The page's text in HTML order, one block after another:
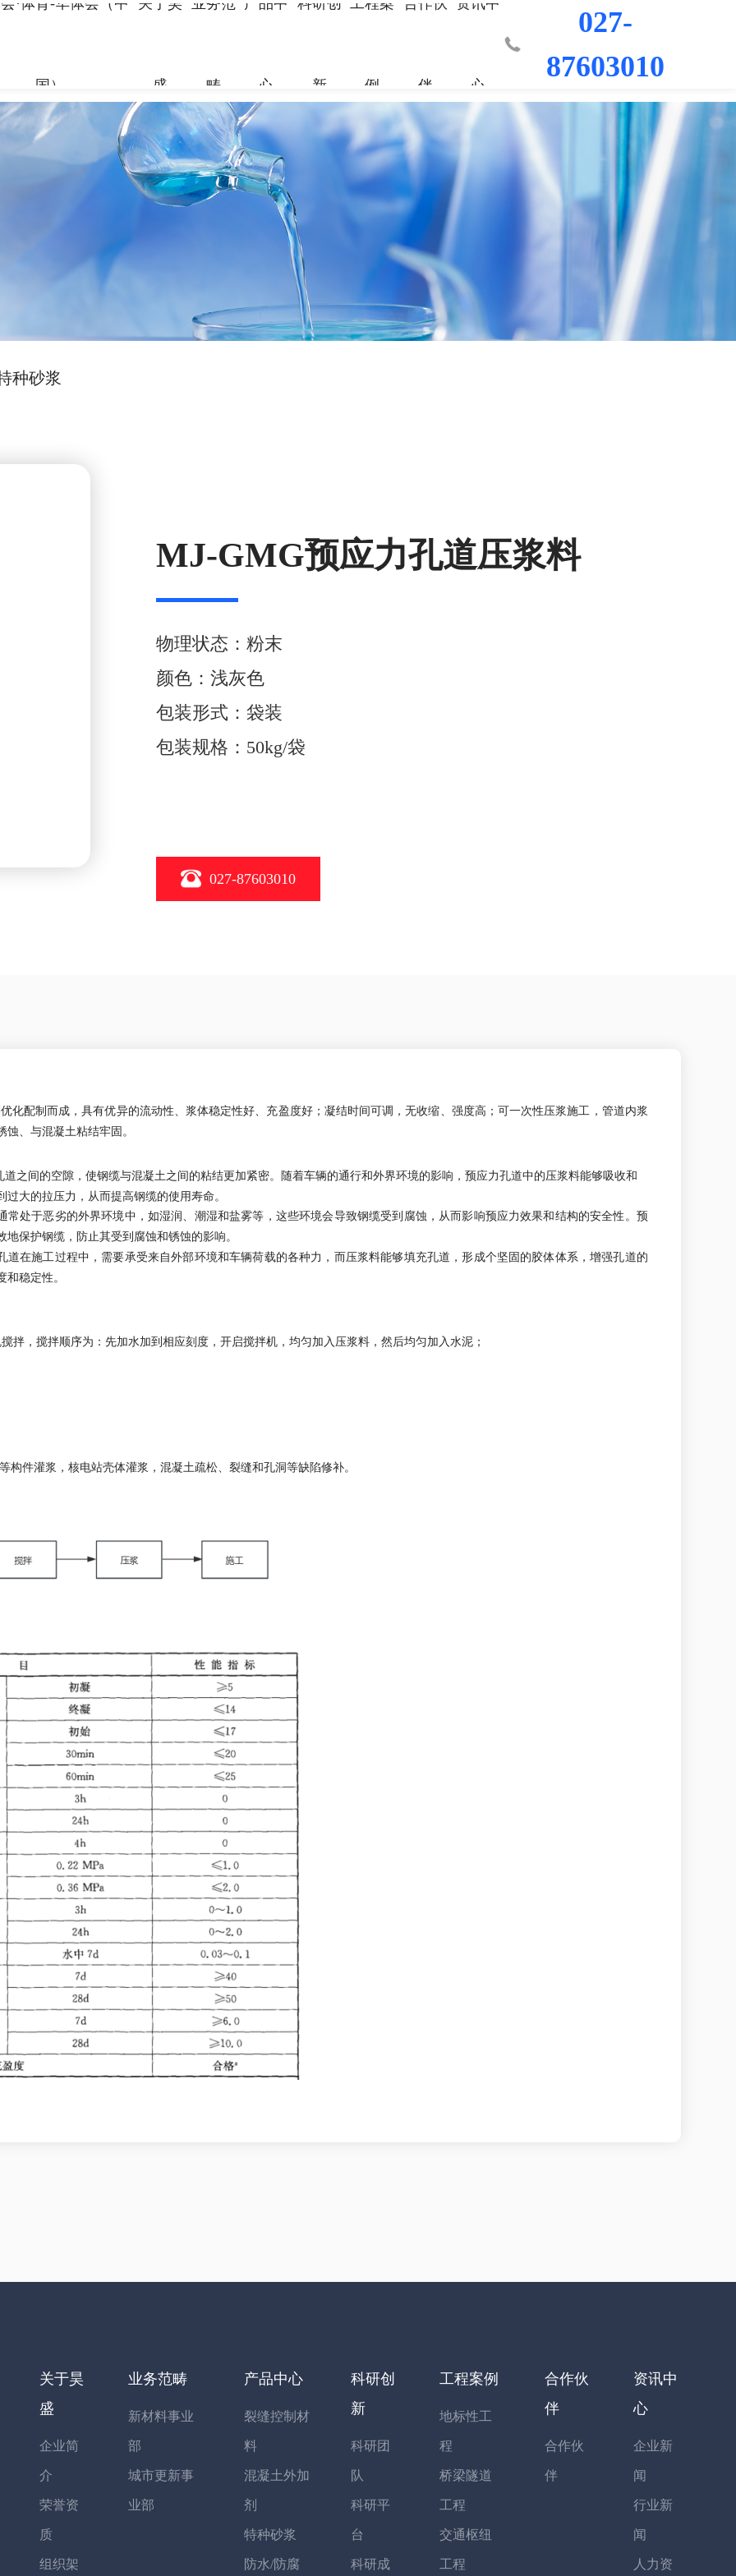
·体育-华体会（中
国）
关于昊
盛
关于昊盛
打造绿色建材，共筑美好生
企业简介 荣誉资质
组织架构
党建引领 员工风采
业务范
畴
业务范畴
打造绿色建材，共筑美好生
新材料事业部 城市更新事业部
产品中
心
产品中心
打造绿色建材，共筑美好生
裂缝控制材料 混凝土外加剂
特种砂浆
地坪材料 修缮材料
加固材料 防腐耐久材料
科研创
新
科研创新
打造绿色建材，共筑美好生
科研团队 科研平台
科研成果
工程案
例
工程案例 地标性工程 桥梁隧道工程
交通枢纽工程
工业防腐工程 机场码头工程
合作伙
伴
合作伙伴
打造绿色建材，共筑美好生
合作伙伴
资讯中
心
资讯中心
打造绿色建材，共筑美好生
企业新闻 行业新闻
人力资源
027-
87603010
种砂浆
MJ-GMG预应力孔道压浆料
物理状态：粉末
颜色：浅灰色
包装形式：袋装
包装规格：50kg/袋
027-87603010
化配制而成，具有优异的流动性、浆体稳定性好、充盈度好；凝结时间可调，无收缩、强度高；可一次性压浆施工，管道内浆
、与混凝土粘结牢固。
之间的空隙，使钢缆与混凝土之间的粘结更加紧密。随着车辆的通行和外界环境的影响，预应力孔道中的压浆料能够吸收和
大的拉压力，从而提高钢缆的使用寿命。
常处于恶劣的外界环境中，如湿润、潮湿和盐雾等，这些环境会导致钢缆受到腐蚀，从而影响预应力效果和结构的安全性。预
保护钢缆，防止其受到腐蚀和锈蚀的影响。
道在施工过程中，需要承受来自外部环境和车辆荷载的各种力，而压浆料能够填充孔道，形成个坚固的胶体体系，增强孔道的
稳定性。
拌，搅拌顺序为：先加水加到相应刻度，开启搅拌机，均匀加入压浆料，然后均匀加入水泥；
件灌浆，核电站壳体灌浆，混凝土疏松、裂缝和孔洞等缺陷修补。
关于昊
盛
企业简
介
荣誉资
质
组织架
业务范畴
新材料事业
部
城市更新事
业部
产品中心
裂缝控制材
料
混凝土外加
剂
特种砂浆
防水/防腐
科研创
新
科研团
队
科研平
台
科研成
工程案例
地标性工
程
桥梁隧道
工程
交通枢纽
工程
合作伙
伴
合作伙
伴
资讯中
心
企业新
闻
行业新
闻
人力资